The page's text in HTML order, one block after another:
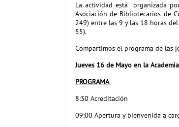
La actividad está organizada
Asociación de Bibliotecarios de
249) entre las 9 y las 18 horas
55).
Compartimos el programa de las
Jueves 16 de Mayo en la
PROGRAMA
8:30 Acreditación
09:00 Apertura y bienvenida a